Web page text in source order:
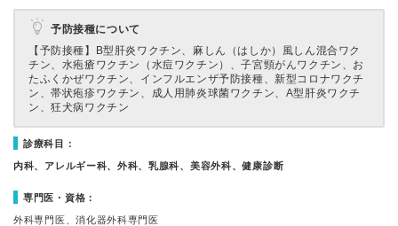
予防接種について
【予防接種】
B型肝炎ワクチン、麻しん（はしか）風しん混合ワク
チン、水疱瘡ワクチン（水痘ワクチン）、子宮頸がんワクチン、お
たふくかぜワクチン、インフルエンザ予防接種、新型コロナワクチ
ン、帯状疱疹ワクチン、成人用肺炎球菌ワクチン、A型肝炎ワクチ
ン、狂犬病ワクチン
診療科目：
内科、アレルギー科、外科、乳腺科、美容外科、健康診断
専門医・資格：
外科専門医、消化器外科専門医